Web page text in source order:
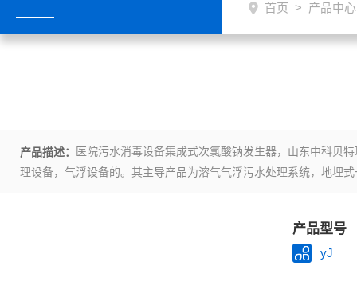
首页 > 产品中心
产品描述：
医院污水消毒设备集成式次氯酸钠发生器，山东中科贝
理设备，气浮设备的。其主导产品为溶气气浮污水处理系统，地埋
产品型号
yJ